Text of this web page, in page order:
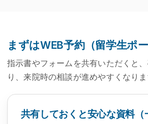
まずはWEB予約（留学生ポ
指示書やフォームを共有いただくと
り、来院時の相談が進めやすくなりま
共有しておくと安心な資料（